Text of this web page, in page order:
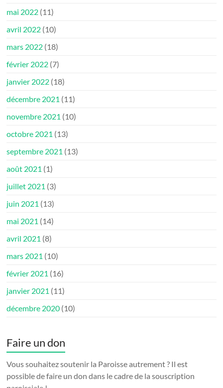
mai 2022 (11)
avril 2022 (10)
mars 2022 (18)
février 2022 (7)
janvier 2022 (18)
décembre 2021 (11)
novembre 2021 (10)
octobre 2021 (13)
septembre 2021 (13)
août 2021 (1)
juillet 2021 (3)
juin 2021 (13)
mai 2021 (14)
avril 2021 (8)
mars 2021 (10)
février 2021 (16)
janvier 2021 (11)
décembre 2020 (10)
Faire un don
Vous souhaitez soutenir la Paroisse autrement ? Il est
possible de faire un don dans le cadre de la souscription